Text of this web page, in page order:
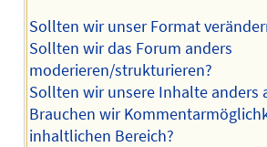
Sollten wir unser Format
Sollten wir das Forum anders
moderieren/strukturieren?
Sollten wir unsere Inhalte anders
Brauchen wir
inhaltlichen Bereich?